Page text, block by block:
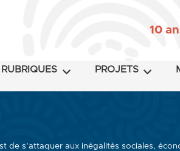
10
RUBRIQUES PROJETS
de s’attaquer aux inégalités sociales,